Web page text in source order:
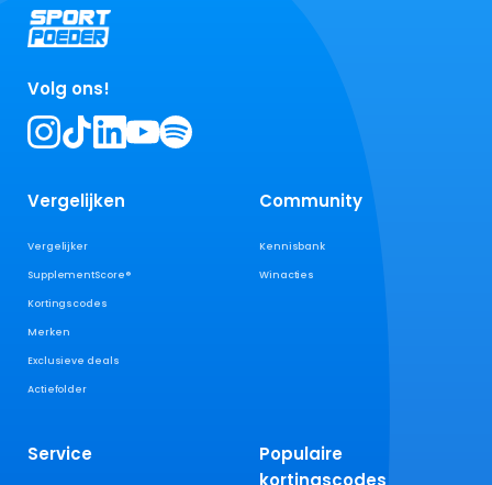
Volg ons!
Vergelijken
Vergelijker
SupplementScore®
Kortingscodes
Merken
Exclusieve deals
Actiefolder
Community
Kennisbank
Winacties
Service
Populaire
kortingscodes